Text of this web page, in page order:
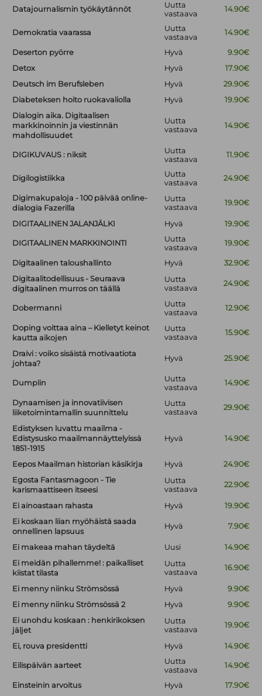
Datajournalismin työkäytännöt
Uutta
vastaava
14.90€
Demokratia vaarassa
Uutta
vastaava
14.90€
Deserton pyörre Hyvä
9.90€
Detox
Hyvä
17.90€
Deutsch im Berufsleben
Hyvä
29.90€
Diabeteksen hoito ruokavaliolla
Hyvä
19.90€
Dialogin aika. Digitaalisen
markkinoinnin ja viestinnän
mahdollisuudet
Uutta
vastaava
14.90€
DIGIKUVAUS : niksit
Uutta
vastaava
11.90€
Digilogistiikka
Uutta
vastaava
24.90€
Digimakupaloja - 100 päivää online-
dialogia Fazerilla
Uutta
vastaava
19.90€
DIGITAALINEN JALANJÄLKI Hyvä 19.90€
DIGITAALINEN MARKKINOINTI
Uutta
vastaava
19.90€
Digitaalinen taloushallinto Hyvä
32.90€
Digitaalitodellisuus - Seuraava
digitaalinen murros on täällä
Uutta
vastaava
24.90€
Dobermanni
Uutta
vastaava
12.90€
Doping voittaa aina – Kielletyt keinot
kautta aikojen
Uutta
vastaava
15.90€
Draivi : voiko sisäistä motivaatiota
johtaa?
Hyvä 25.90€
Dumplin
Uutta
vastaava
14.90€
Dynaamisen ja innovatiivisen
liiketoimintamallin suunnittelu
Uutta
vastaava
29.90€
Edistyksen luvattu maailma -
Edistysusko maailmannäyttelyissä
1851-1915
Hyvä 14.90€
Eepos Maailman historian käsikirja Hyvä
24.90€
Egosta Fantasmagoon - Tie
karismaattiseen itseesi
Uutta
vastaava
22.90€
Ei ainoastaan rahasta Hyvä
19.90€
Ei koskaan liian myöhäistä saada
onnellinen lapsuus
Hyvä 7.90€
Ei makeaa mahan täydeltä Uusi
14.90€
Ei meidän pihallemme! : paikalliset
kiistat tilasta
Uutta
vastaava
16.90€
Ei menny niinku Strömsössä Hyvä
9.90€
Ei menny niinku Strömsössä 2
Hyvä
9.90€
Ei unohdu koskaan : henkirikoksen
jäljet
Uutta
vastaava
19.90€
Ei, rouva presidentti Hyvä 14.90€
Eilispäivän aarteet
Uutta
vastaava
14.90€
Einsteinin arvoitus Hyvä
17.90€